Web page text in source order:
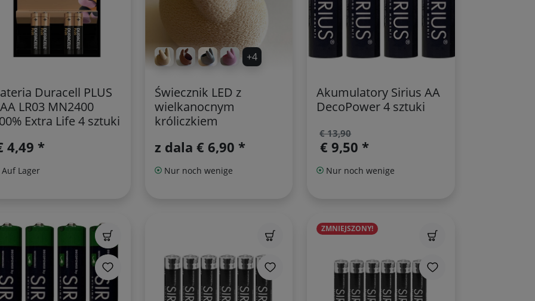
Duracell PLUS
LR03 MN2400
Extra Life 4 sztuki
4,49 *
Auf Lager
+4
Świecznik LED z
wielkanocnym
króliczkiem
z dala € 6,90 *
Nur noch wenige
Akumulatory Sirius AA
DecoPower 4 sztuki
€ 13,90
€ 9,50 *
Nur noch wenige
ZMNIEJSZONY!